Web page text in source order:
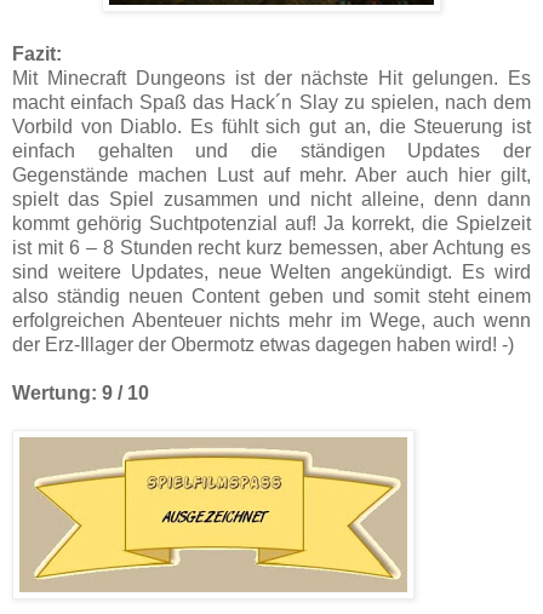
Fazit:
Mit Minecraft Dungeons ist der nächste Hit gelungen. Es
macht einfach Spaß das Hack´n Slay zu spielen, nach dem
Vorbild von Diablo. Es fühlt sich gut an, die Steuerung ist
einfach gehalten und die ständigen Updates der
Gegenstände machen Lust auf mehr. Aber auch hier gilt,
spielt das Spiel zusammen und nicht alleine, denn dann
kommt gehörig Suchtpotenzial auf! Ja korrekt, die Spielzeit
ist mit 6 – 8 Stunden recht kurz bemessen, aber Achtung es
sind weitere Updates, neue Welten angekündigt. Es wird
also ständig neuen Content geben und somit steht einem
erfolgreichen Abenteuer nichts mehr im Wege, auch wenn
der Erz-Illager der Obermotz etwas dagegen haben wird! -)
Wertung: 9 / 10